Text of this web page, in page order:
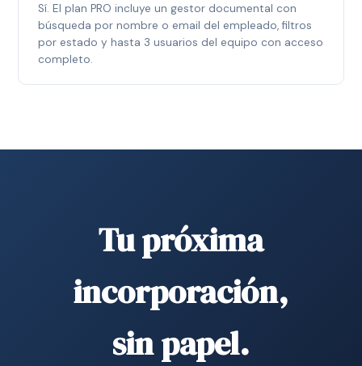
Sí. El plan PRO incluye un gestor documental con
búsqueda por nombre o email del empleado, filtros
por estado y hasta 3 usuarios del equipo con acceso
completo.
Tu próxima
incorporación,
sin papel.